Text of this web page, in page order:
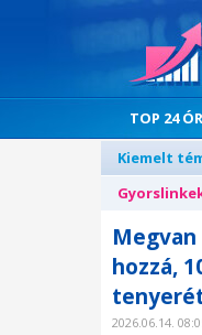
TOP 24
Kiemelt
hozzá,
2026.06.14.